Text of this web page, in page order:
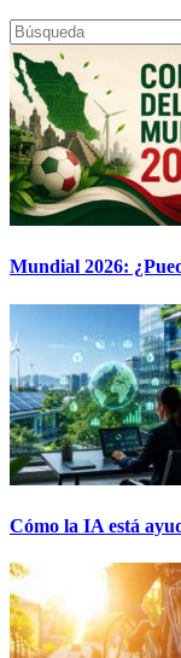
Mundial 2026:
Cómo la IA está